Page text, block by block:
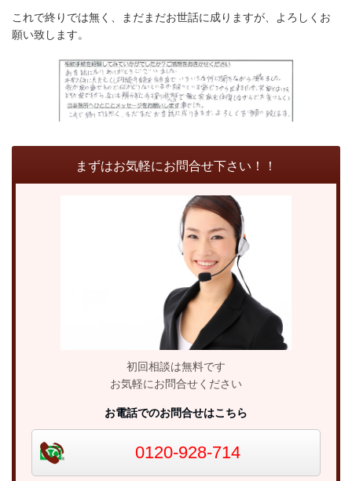
これで終りでは無く、まだまだお世話に成りますが、よろしくお
願い致します。
まずはお気軽にお問合せ下さい！！
初回相談は無料です
お気軽にお問合せください
お電話でのお問合せはこちら
0120-928-714